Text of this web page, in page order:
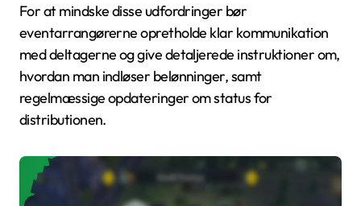
For at mindske disse udfordringer bør
eventarrangørerne opretholde klar kommunikation
med deltagerne og give detaljerede instruktioner om,
hvordan man indløser belønninger, samt
regelmæssige opdateringer om status for
distributionen.